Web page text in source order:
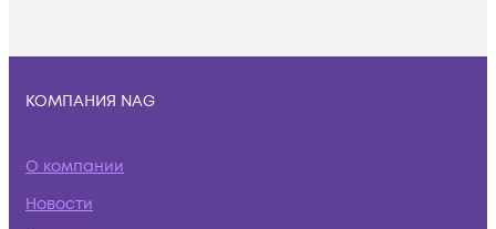
КОМПАНИЯ NAG
О компании
Новости